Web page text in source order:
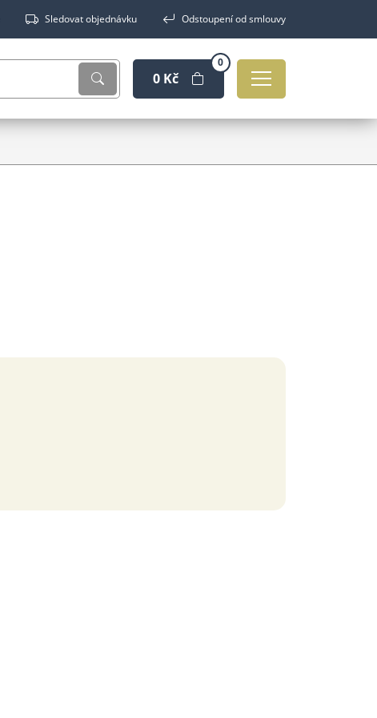
Sledovat objednávku Odstoupení od smlouvy
0 Kč
0